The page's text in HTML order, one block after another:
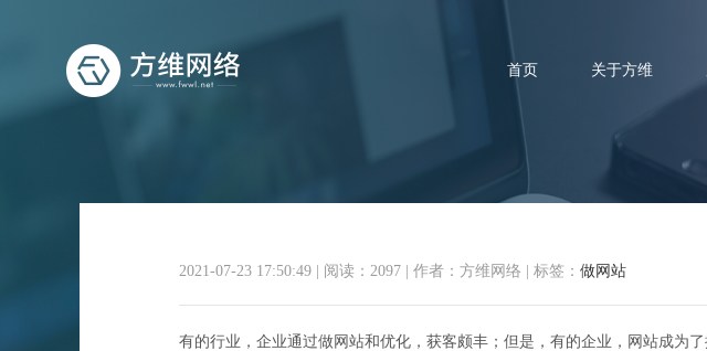
首页 关于方维
通过长尾理论看
2021-07-23 17:50:49 阅读：2097 作者：方维网络 标签： 做网站
有的行业，企业通过做网站和优化，获客颇丰；但是，有的企业，网站成为